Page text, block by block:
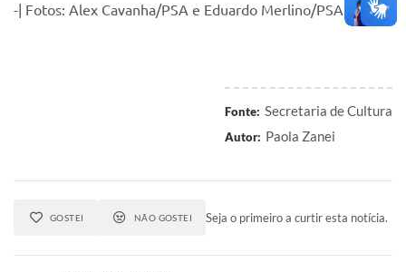
-| Fotos: Alex Cavanha/PSA e Eduardo Merlino/PSA
Fonte: Secretaria de Cultura
Autor: Paola Zanei
GOSTEI NÃO GOSTEI Seja o primeiro a curtir esta notícia.